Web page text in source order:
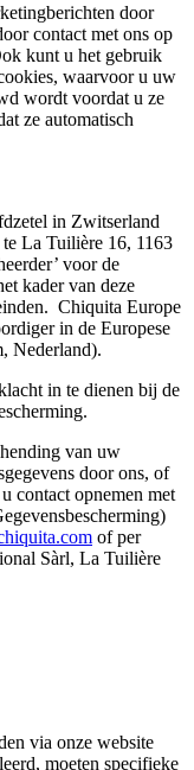
door
contact met ons op
kunt u het gebruik
waarvoor u uw
wordt voordat u ze
ze automatisch
in Zwitserland
La Tuilière 16, 1163
voor de
kader van deze
Chiquita Europe
in de Europese
Nederland).
in te dienen bij de
van uw
door ons, of
contact opnemen met
of per
Sàrl, La Tuilière
via onze website
moeten specifieke